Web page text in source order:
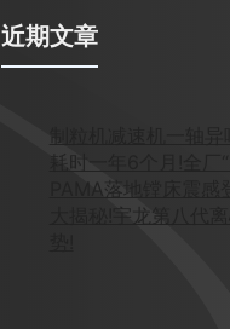
近期文章
耗时一年6个月!全厂“
PAMA落地镗床震感
大揭秘!宇龙第八代